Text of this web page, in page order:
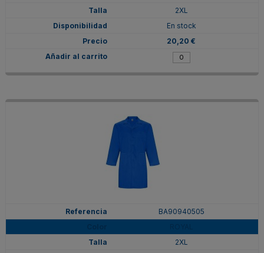
2XL
En stock
20,20 €
BA90940505
2XL